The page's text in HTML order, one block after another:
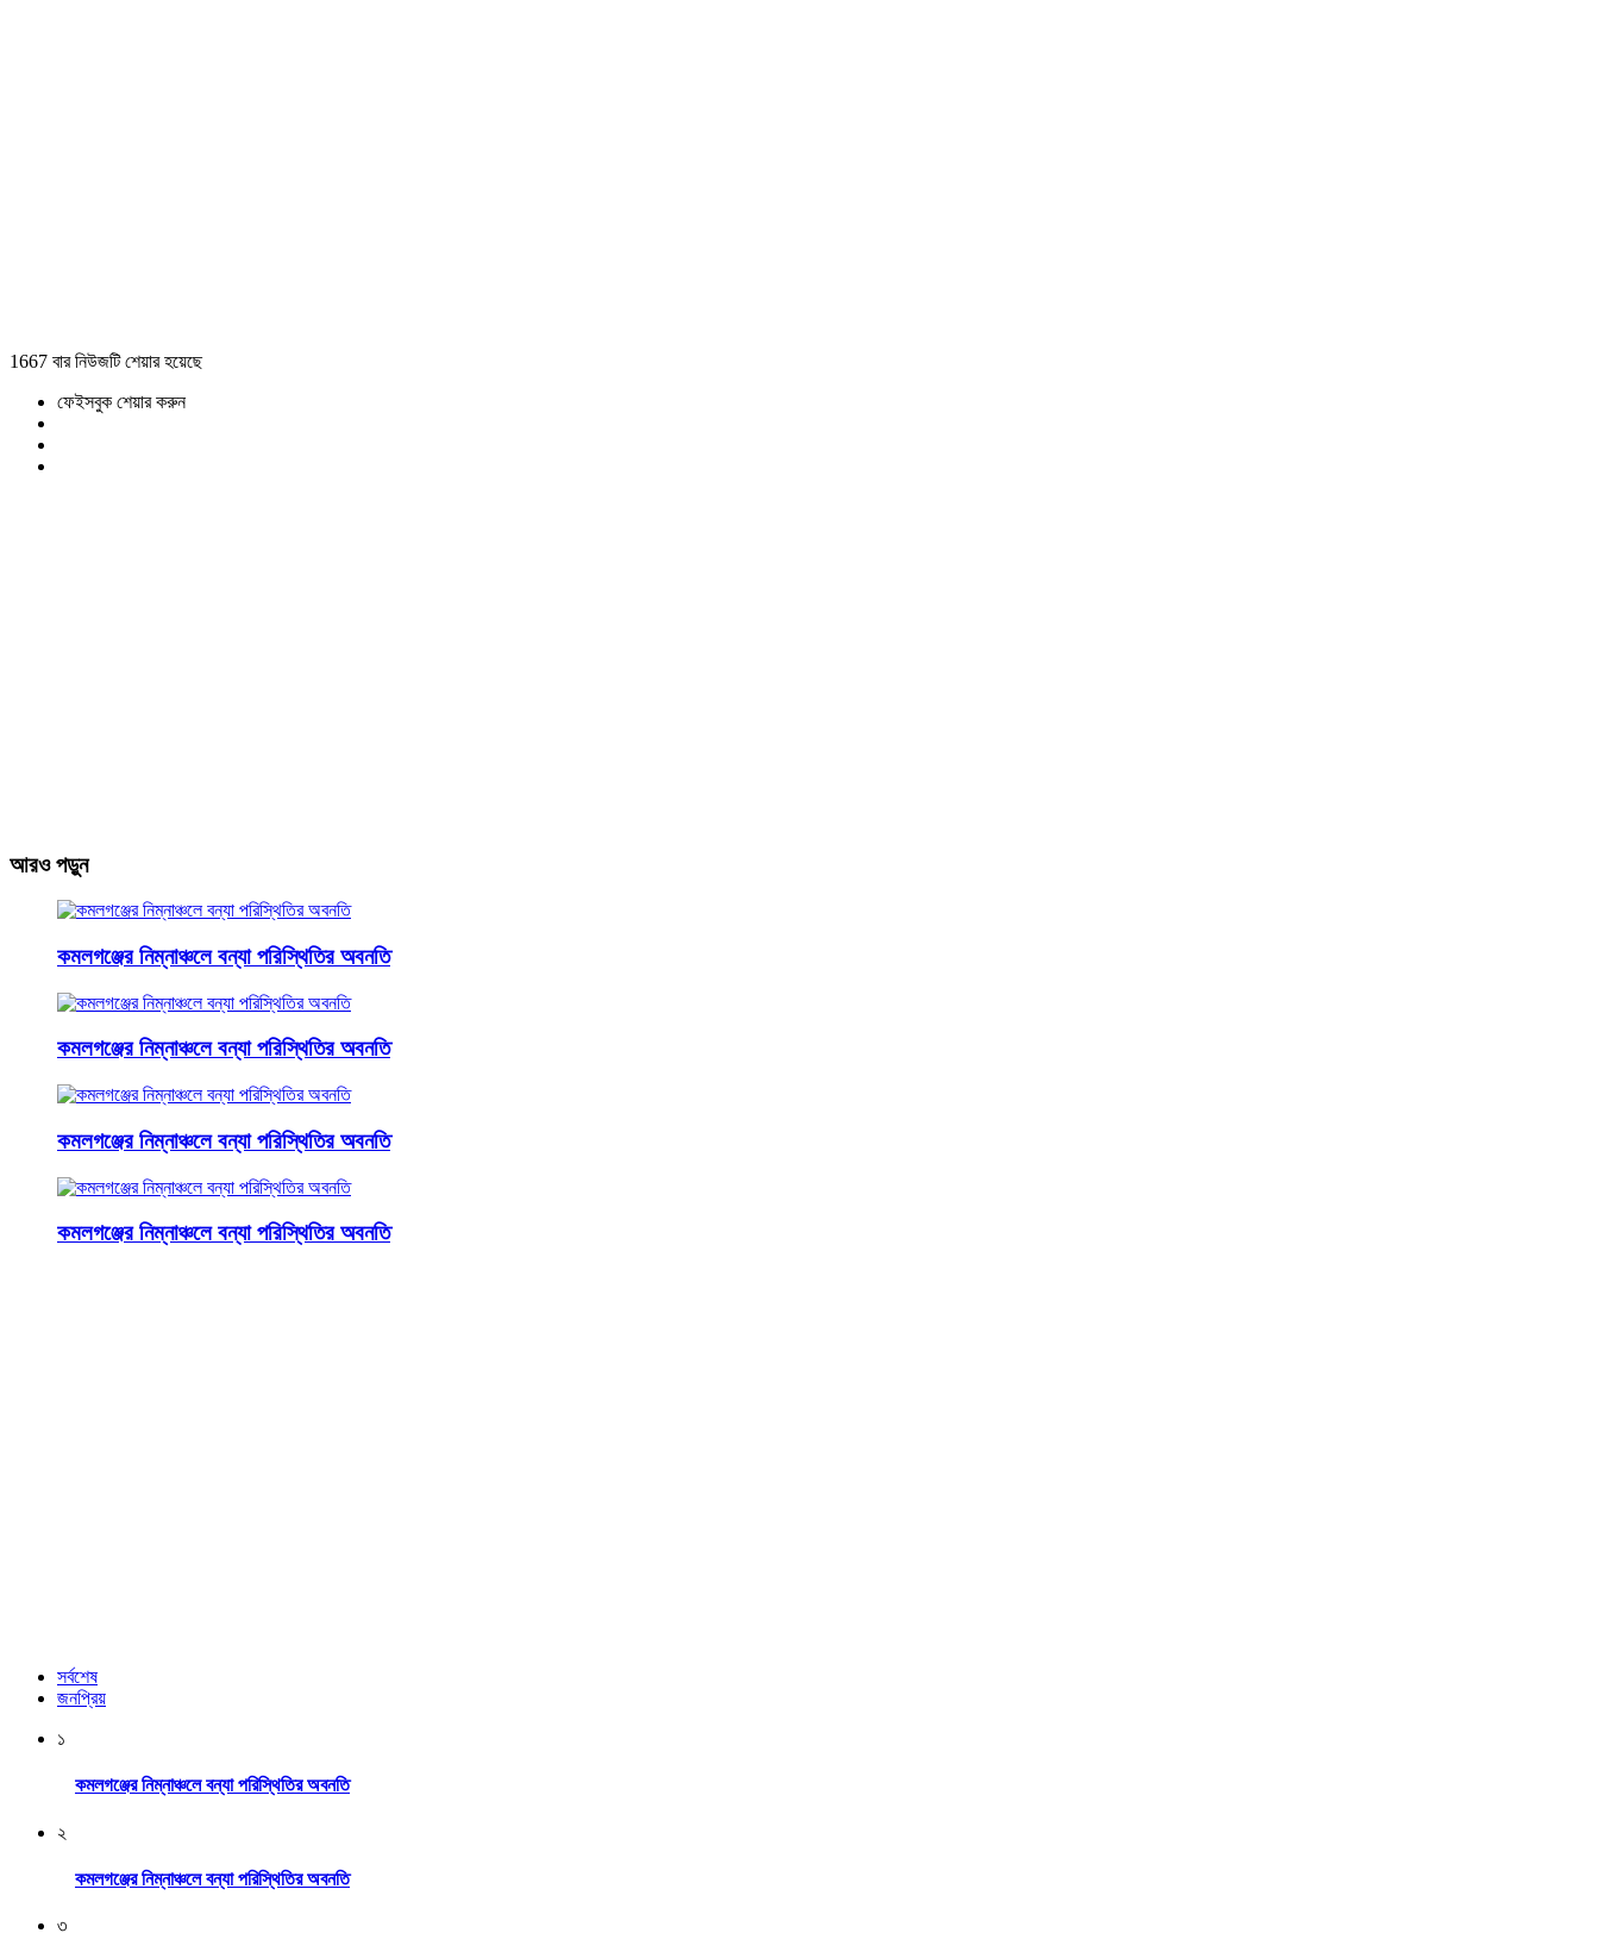
1667 বার নিউজটি শেয়ার হয়েছে
ফেইসবুক শেয়ার করুন
আরও পড়ুন
কমলগঞ্জের নিম্নাঞ্চলে বন্যা পরিস্থিতির অবনতি
কমলগঞ্জের নিম্নাঞ্চলে বন্যা পরিস্থিতির অবনতি
কমলগঞ্জের নিম্নাঞ্চলে বন্যা পরিস্থিতির অবনতি
কমলগঞ্জের নিম্নাঞ্চলে বন্যা পরিস্থিতির অবনতি
সর্বশেষ
জনপ্রিয়
১
কমলগঞ্জের নিম্নাঞ্চলে বন্যা পরিস্থিতির অবনতি
২
কমলগঞ্জের নিম্নাঞ্চলে বন্যা পরিস্থিতির অবনতি
৩